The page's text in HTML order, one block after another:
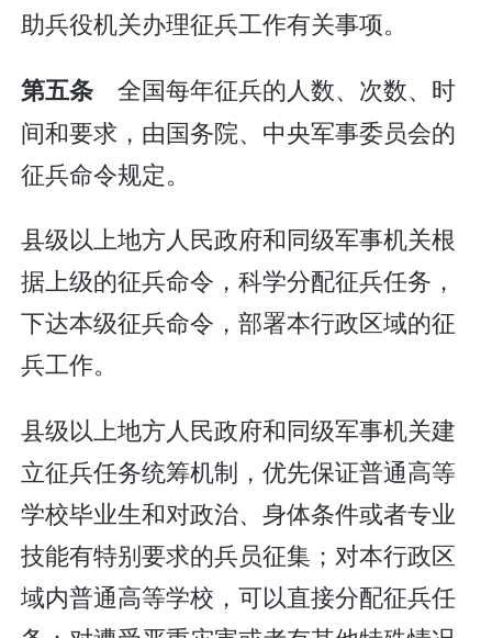
助兵役机关办理征兵工作有关事项。
第五条 全国每年征兵的人数、次数、时
间和要求，由国务院、中央军事委员会的
征兵命令规定。
县级以上地方人民政府和同级军事机关根
据上级的征兵命令，科学分配征兵任务，
下达本级征兵命令，部署本行政区域的征
兵工作。
县级以上地方人民政府和同级军事机关建
立征兵任务统筹机制，优先保证普通高等
学校毕业生和对政治、身体条件或者专业
技能有特别要求的兵员征集；对本行政区
域内普通高等学校，可以直接分配征兵任